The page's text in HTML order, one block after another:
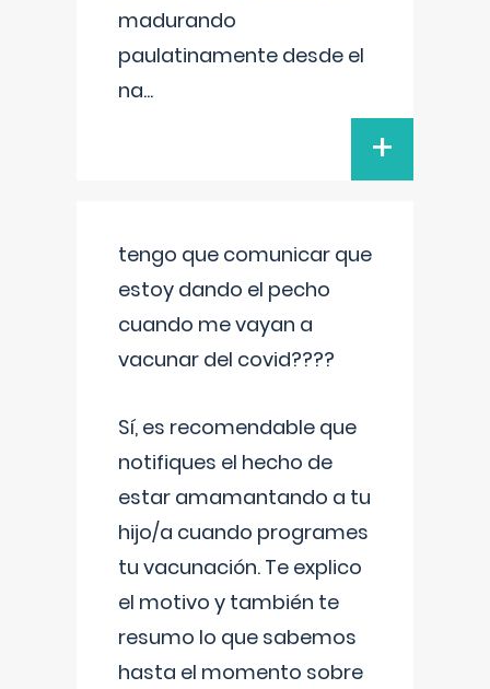
madurando
paulatinamente desde el
na...
+
tengo que comunicar que
estoy dando el pecho
cuando me vayan a
vacunar del covid????
Sí, es recomendable que
notifiques el hecho de
estar amamantando a tu
hijo/a cuando programes
tu vacunación. Te explico
el motivo y también te
resumo lo que sabemos
hasta el momento sobre